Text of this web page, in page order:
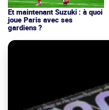
Et maintenant Suzuki : à quoi
joue Paris avec ses
gardiens ?